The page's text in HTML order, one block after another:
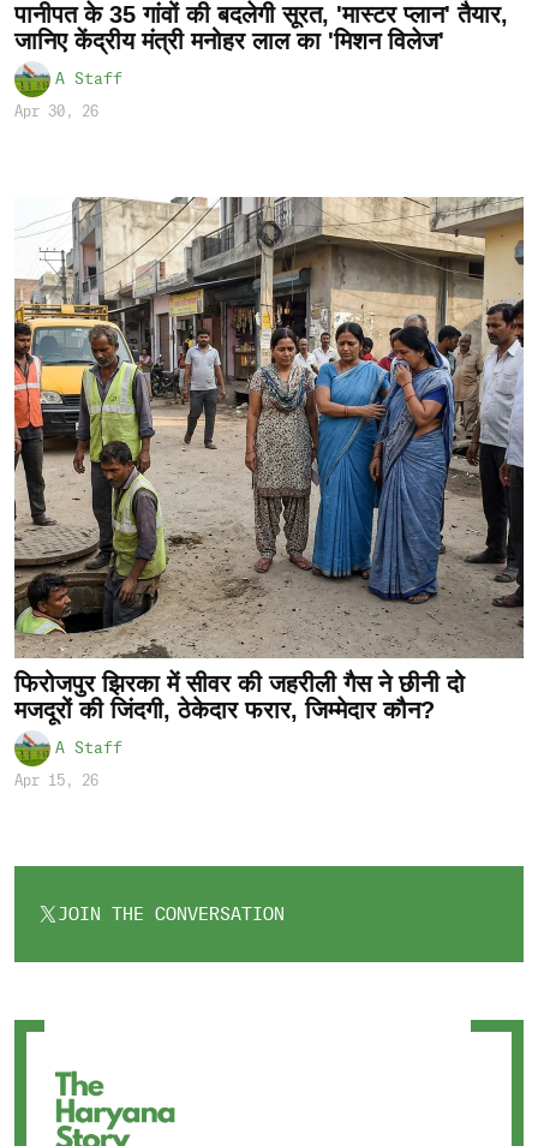
पानीपत के 35 गांवों की बदलेगी सूरत, 'मास्टर प्लान' तैयार,
जानिए केंद्रीय मंत्री मनोहर लाल का 'मिशन विलेज'
A Staff
Apr 30, 26
फिरोजपुर झिरका में सीवर की जहरीली गैस ने छीनी दो
मजदूरों की जिंदगी, ठेकेदार फरार, जिम्मेदार कौन?
A Staff
Apr 15, 26
JOIN THE CONVERSATION
OPENS